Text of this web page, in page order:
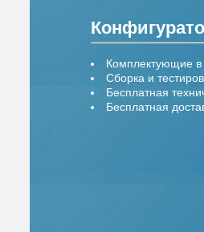
Комплектующие в
Сборка и
Бесплатная
Бесплатная